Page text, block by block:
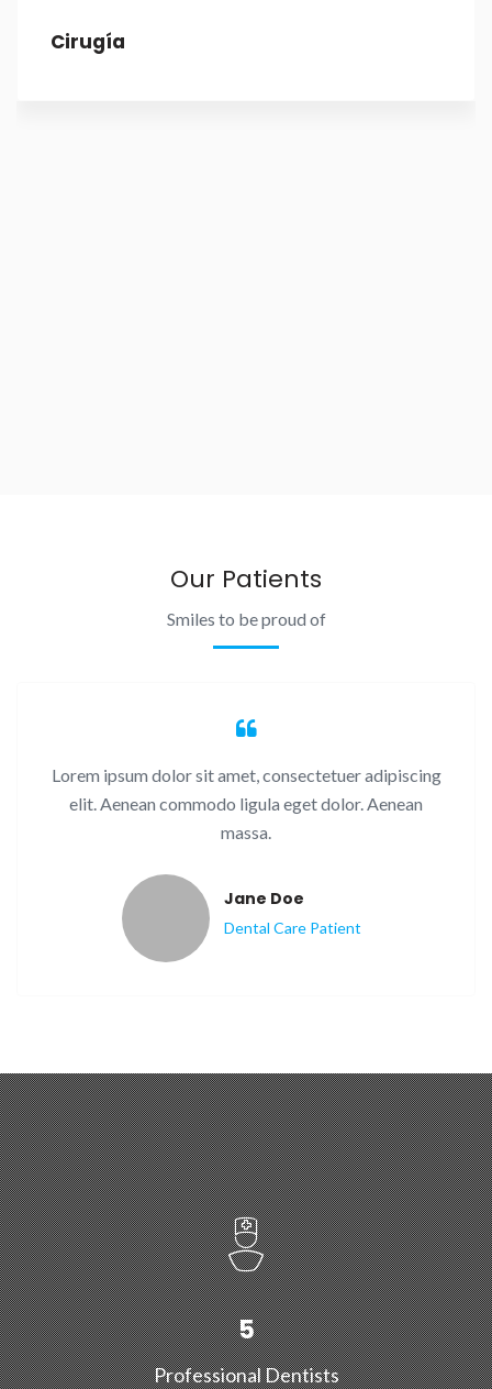
Cirugía
Our Patients
Smiles to be proud of
Lorem ipsum dolor sit amet, consectetuer adipiscing
elit. Aenean commodo ligula eget dolor. Aenean
massa.
Jane Doe
Dental Care Patient
5
Professional Dentists